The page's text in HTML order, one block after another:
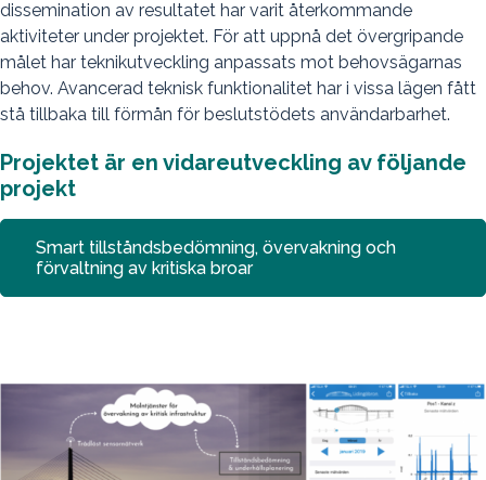
dissemination av resultatet har varit återkommande
aktiviteter under projektet. För att uppnå det övergripande
målet har teknikutveckling anpassats mot behovsägarnas
behov. Avancerad teknisk funktionalitet har i vissa lägen fått
stå tillbaka till förmån för beslutstödets användarbarhet.
Projektet är en vidareutveckling av följande
projekt
Smart tillståndsbedömning, övervakning och
förvaltning av kritiska broar